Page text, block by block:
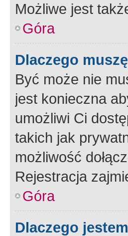
Możliwe jest
Góra
Dlaczego
Być może nie
jest konieczna
umożliwi Ci
takich jak
możliwość
Rejestracja
Góra
Dlaczego